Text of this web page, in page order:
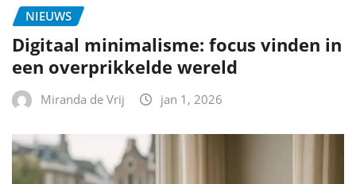
NIEUWS
Digitaal minimalisme: focus vinden in
een overprikkelde wereld
Miranda de Vrij jan 1, 2026